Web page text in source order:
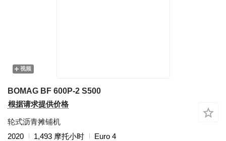
视频
BOMAG BF 600P-2 S500
根据请求提供价格
轮式沥青摊铺机
2020
1,493 摩托小时 Euro 4